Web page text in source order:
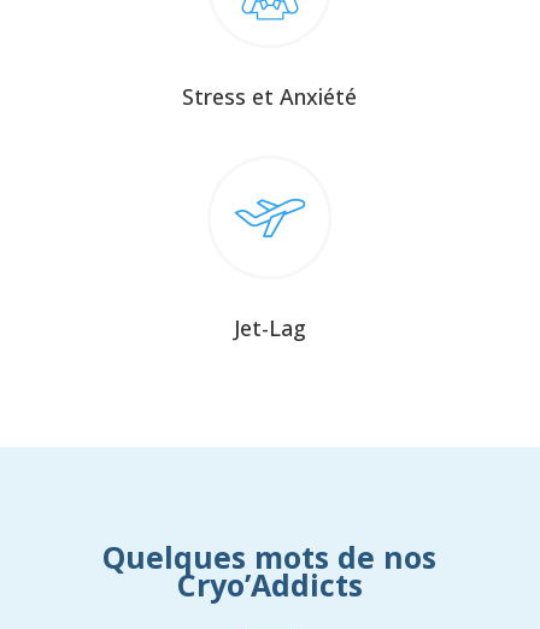
Stress et Anxiété
Jet-Lag
Quelques mots de nos
Cryo’Addicts